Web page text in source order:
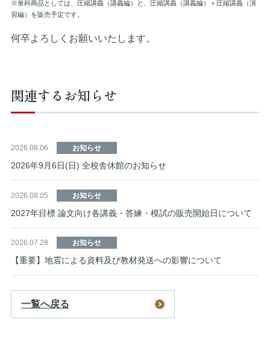
※単科商品としては、圧縮講義（講義編）と、圧縮講義（講義編）＋圧縮講義（演
習編）を販売予定です。
何卒よろしくお願いいたします。
関連するお知らせ
2026.08.06 お知らせ
2026年9月6日(日) 全校舎休館のお知らせ
2026.08.05 お知らせ
2027年目標 論文向け各講義・答練・模試の販売開始日について
2026.07.28 お知らせ
【重要】地震による資料及び教材発送への影響について
一覧へ戻る